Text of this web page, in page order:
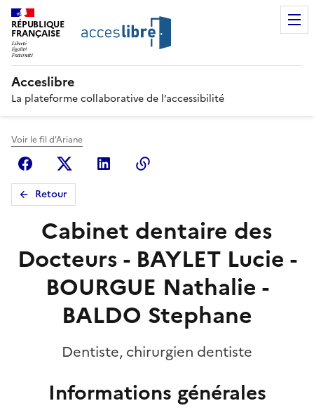
RÉPUBLIQUE
FRANÇAISE
Acceslibre
La plateforme collaborative de l’accessibilité
Voir le fil d'Ariane
FacebookX (anciennement Twitter)
Linkedin
Retour
Cabinet dentaire des
Docteurs - BAYLET Lucie -
BOURGUE Nathalie -
BALDO Stephane
Dentiste, chirurgien dentiste
Informations générales